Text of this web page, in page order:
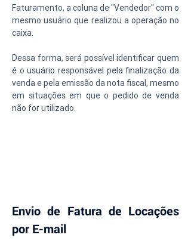
Faturamento, a coluna de "Vendedor" com o
mesmo usuário que realizou a operação no
caixa.
Dessa forma, será possível identificar quem
é o usuário responsável pela finalização da
venda e pela emissão da nota fiscal, mesmo
em situações em que o pedido de venda
não for utilizado.
Envio de Fatura de Locações
por E-mail